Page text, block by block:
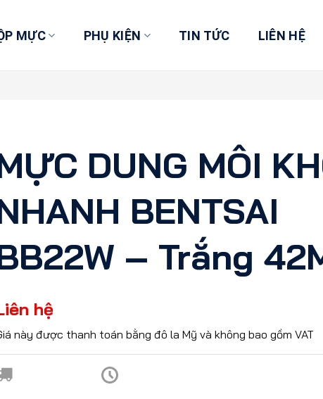
MỰC PHỤ KIỆN TIN TỨC LIÊN HỆ
DUNG MÔI
BENTSAI
– Trắng
hệ
này được thanh toán bằng đô la Mỹ và không bao gồm VAT